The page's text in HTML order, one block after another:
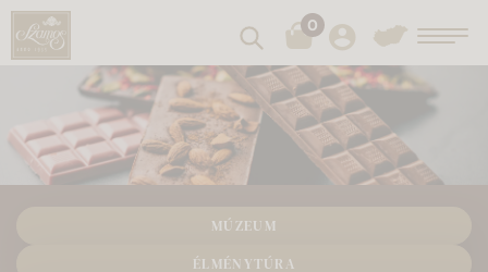
Keresés0
MÚZEUM
ÉLMÉNYTÚRA